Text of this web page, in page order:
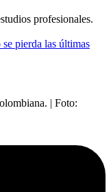
profesionales.
pierda las últimas
| Foto: